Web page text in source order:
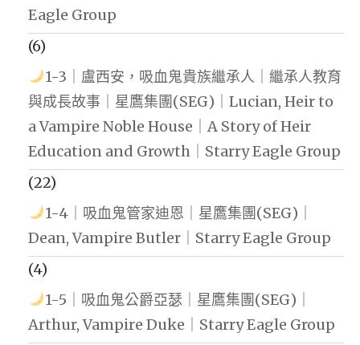
Eagle Group
(6)
1-3｜盧西安，吸血鬼貴族繼承人｜繼承人教育
與成長故事｜星鷹集團(SEG)｜Lucian, Heir to
a Vampire Noble House｜A Story of Heir
Education and Growth｜Starry Eagle Group
(22)
1-4｜吸血鬼管家迪恩｜星鷹集團(SEG)｜
Dean, Vampire Butler｜Starry Eagle Group
(4)
1-5｜吸血鬼公爵亞瑟｜星鷹集團(SEG)｜
Arthur, Vampire Duke｜Starry Eagle Group